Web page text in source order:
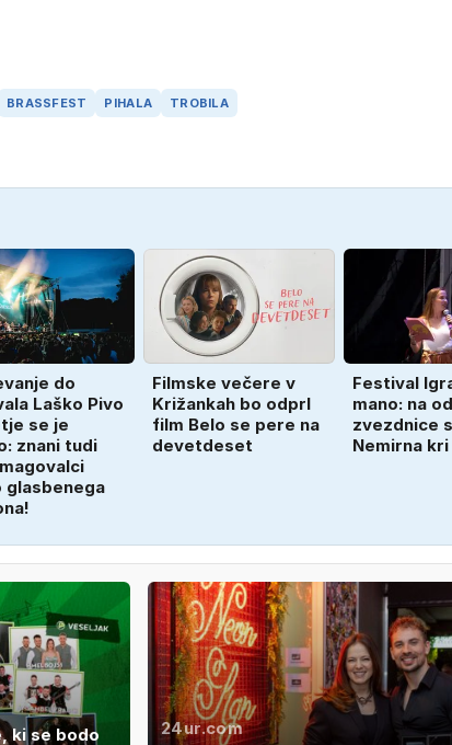
BRASSFEST PIHALA TROBILA
do
Laško Pivo
se je
znani tudi
glasbenega
Filmske večere v
Križankah bo odprl
film Belo se pere na
devetdeset
Festival
mano: na
zvezdnice
Nemirna kri
ki se bodo
24ur.com